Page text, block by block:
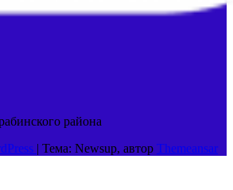
района
| Тема: Newsup, автор Themeansar